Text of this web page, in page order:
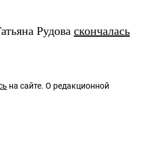
Рудова скончалась
на сайте. О редакционной